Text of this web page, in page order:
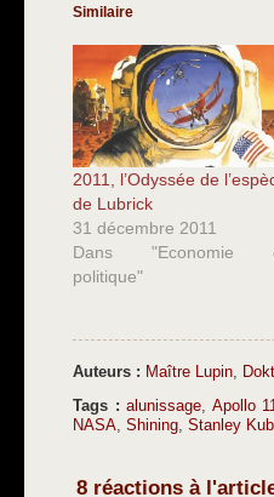
Similaire
2011, l’Odyssée de
de Lubrick
31 décembre 2011
Dans "Economie
politique"
Auteurs : Maître Lupin,
Tags :alunissage, Apollo
NASA, Shining, Stanley
8 réactions à